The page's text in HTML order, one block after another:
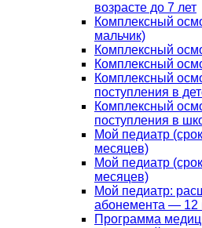
возрасте до 7 лет
Комплексный
мальчик)
Комплексный
Комплексный
Комплексный
поступления в
Комплексный
поступления в
Мой педиатр
месяцев)
Мой педиатр
месяцев)
Мой педиатр:
абонемента — 12
Программа